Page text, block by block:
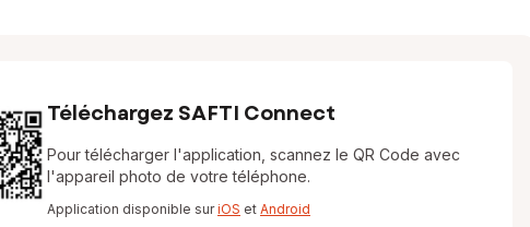
Téléchargez SAFTI Connect
Pour télécharger l'application, scannez le QR Code avec
l'appareil photo de votre téléphone.
Application disponible suriOS et Android